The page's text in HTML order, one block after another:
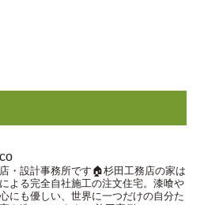
・設計事務所です🏠杉田工務店の家は
よる完全自社施工の注文住宅。漆喰や
にも優しい、世界に一つだけの自分た